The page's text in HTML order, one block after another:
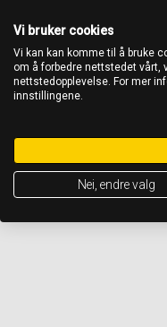
Vi bruker cookies
Vi kan kan komme til å bruke
om å forbedre nettstedet vårt,
nettstedopplevelse. For mer
innstillingene.
Nei, endre valg